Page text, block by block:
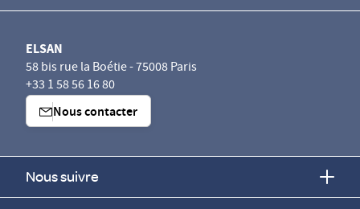
ELSAN
58 bis rue la Boétie - 75008 Paris
+33 1 58 56 16 80
Nous contacter
Nous suivre